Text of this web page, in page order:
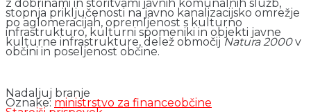
z dobrinami in storitvami javnih komunalnih služb,
stopnja priključenosti na javno kanalizacijsko omrežje
po aglomeracijah, opremljenost s kulturno
infrastrukturo, kulturni spomeniki in objekti javne
kulturne infrastrukture, delež območij Natura 2000v
občini in poseljenost občine.
Nadaljuj branje
Oznake: ministrstvo za financeobčine